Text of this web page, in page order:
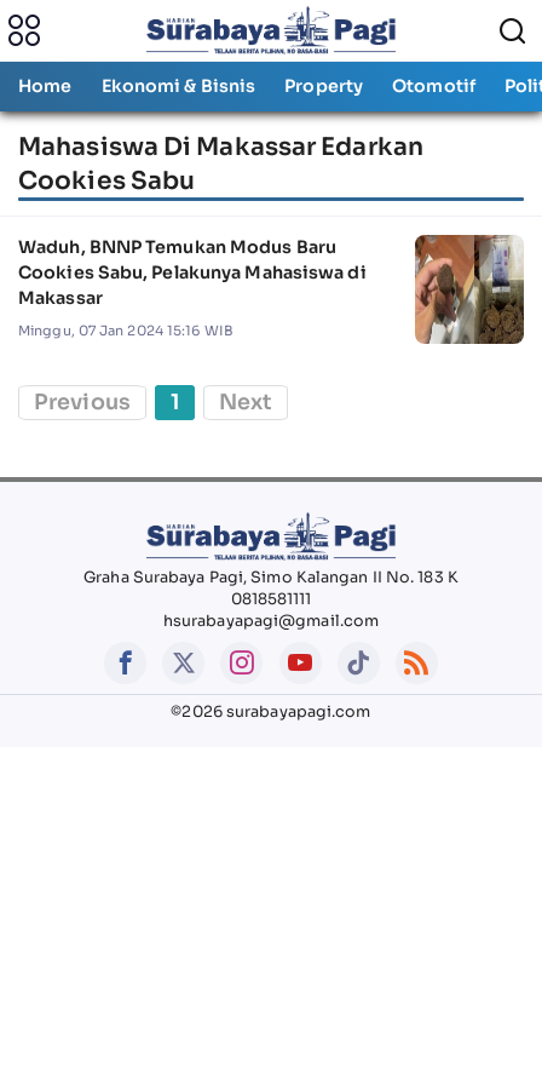
Home Ekonomi & Bisnis Property Otomotif
Mahasiswa Di Makassar Edarkan
Cookies Sabu
Waduh, BNNP Temukan Modus Baru
Cookies Sabu, Pelakunya Mahasiswa di
Makassar
Minggu, 07 Jan 2024 15:16 WIB
Previous 1 Next
Graha Surabaya Pagi, Simo Kalangan II No. 183 K
0818581111
hsurabayapagi@gmail.com
©2026 surabayapagi.com